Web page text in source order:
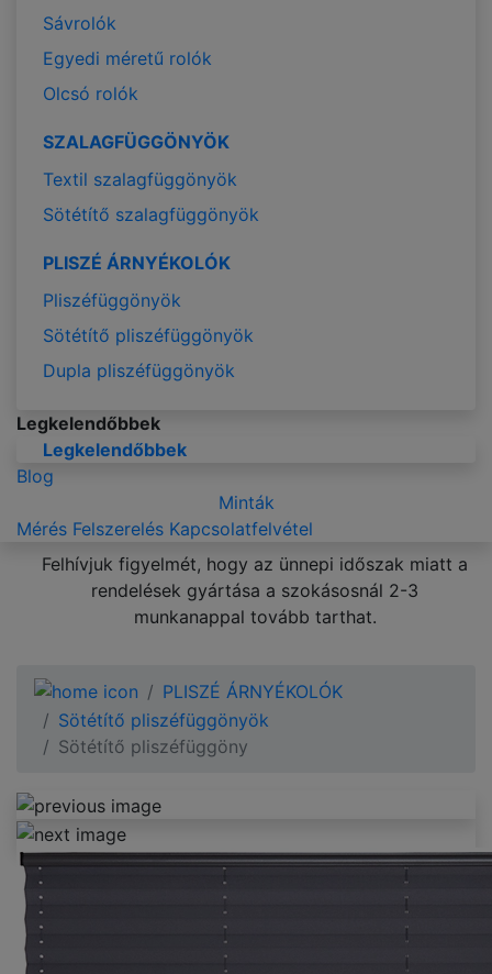
Sávrolók
Egyedi méretű rolók
Olcsó rolók
SZALAGFÜGGÖNYÖK
Textil szalagfüggönyök
Sötétítő szalagfüggönyök
PLISZÉ ÁRNYÉKOLÓK
Pliszéfüggönyök
Sötétítő pliszéfüggönyök
Dupla pliszéfüggönyök
Legkelendőbbek
Legkelendőbbek
Blog
Minták
Mérés Felszerelés Kapcsolatfelvétel
Felhívjuk figyelmét, hogy az ünnepi időszak miatt a
rendelések gyártása a szokásosnál 2-3
munkanappal tovább tarthat.
PLISZÉ ÁRNYÉKOLÓK
Sötétítő pliszéfüggönyök
Sötétítő pliszéfüggöny